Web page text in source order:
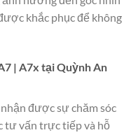
khắc phục để không
| A7x tại Quỳnh An
được sự chăm sóc
tư vấn trực tiếp và hỗ